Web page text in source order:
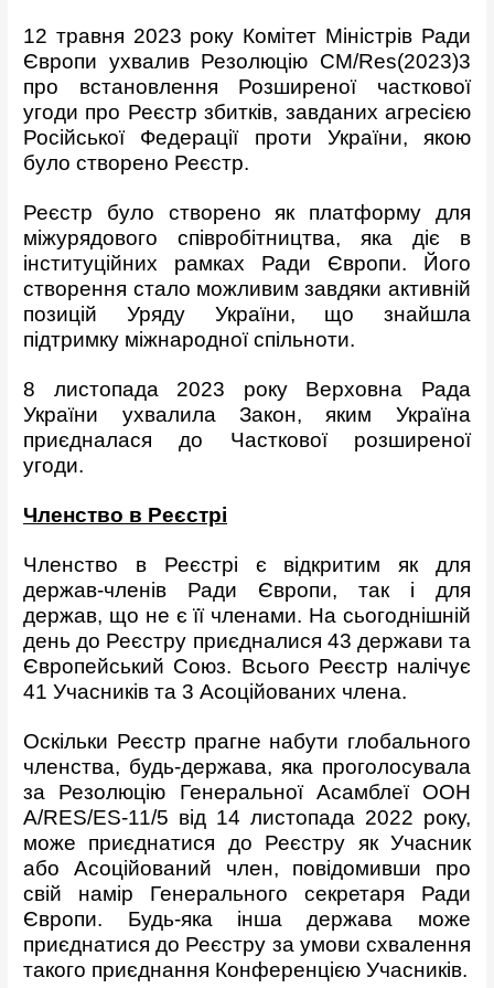
12 травня 2023 року Комітет Міністрів Ради
Європи ухвалив Резолюцію CM/Res(2023)3
про встановлення Розширеної часткової
угоди про Реєстр збитків, завданих агресією
Російської Федерації проти України, якою
було створено Реєстр.
Реєстр було створено як платформу для
міжурядового співробітництва, яка діє в
інституційних рамках Ради Європи. Його
створення стало можливим завдяки активній
позицій Уряду України, що знайшла
підтримку міжнародної спільноти.
8 листопада 2023 року Верховна Рада
України ухвалила Закон, яким Україна
приєдналася до Часткової розширеної
угоди.
Членство в Реєстрі
Членство в Реєстрі є відкритим як для
держав-членів Ради Європи, так і для
держав, що не є її членами. На сьогоднішній
день до Реєстру приєдналися 43 держави та
Європейський Союз. Всього Реєстр налічує
41 Учасників та 3 Асоційованих члена.
Оскільки Реєстр прагне набути глобального
членства, будь-держава, яка проголосувала
за Резолюцію Генеральної Асамблеї ООН
A/RES/ES-11/5 від 14 листопада 2022 року,
може приєднатися до Реєстру як Учасник
або Асоційований член, повідомивши про
свій намір Генерального секретаря Ради
Європи. Будь-яка інша держава може
приєднатися до Реєстру за умови схвалення
такого приєднання Конференцією Учасників.